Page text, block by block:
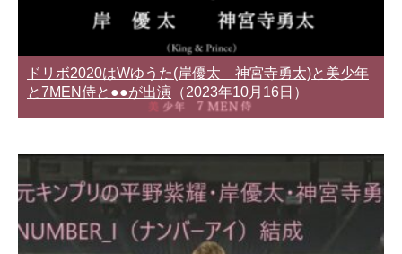
ドリボ2020はWゆうた(岸優太 神宮寺勇太)と美少年
と7MEN侍と●●が出演 （2023年10月16日）